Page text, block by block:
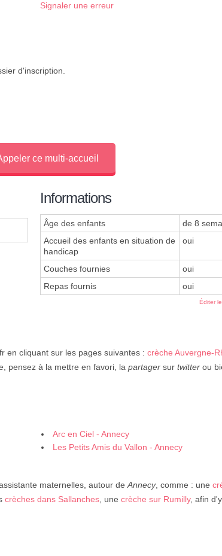
Signaler une erreur
d'inscription.
ce multi-accueil
Informations
Âge des enfants
de 8
Accueil des enfants en situation de
handicap
oui
Couches fournies
oui
Repas fournis
oui
Éditer
en cliquant sur les pages suivantes : crèche Auvergne-
pensez à la mettre en favori, la partager sur twitter ou
Arc en Ciel - Annecy
Les Petits Amis du Vallon - Annecy
maternelles, autour de Annecy, comme : une
crèches dans Sallanches , une crèche sur Rumilly, afin